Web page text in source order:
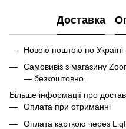
Доставка
Новою поштою по
Самовивіз з магазину
— безкоштовно.
Більше інформації про
Оплата при отриманні
Оплата карткою через